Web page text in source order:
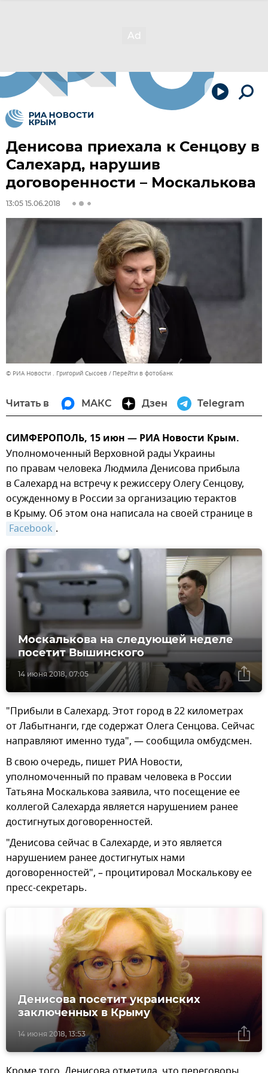
Денисова приехала к Сенцову в
Салехард, нарушив
договоренности – Москалькова
13:05 15.06.2018
© РИА Новости . Григорий Сысоев Перейти в фотобанк
Читать в МАКС Дзен Telegram
СИМФЕРОПОЛЬ, 15 июн — РИА Новости Крым.
Уполномоченный Верховной рады Украины
по правам человека Людмила Денисова прибыла
в Салехард на встречу к режиссеру Олегу Сенцову,
осужденному в России за организацию терактов
в Крыму. Об этом она написала на своей странице в
Facebook .
14 июня 2018, 07:05
Москалькова на следующей неделе
посетит Вышинского
"Прибыли в Салехард. Этот город в 22 километрах
от Лабытнанги, где содержат Олега Сенцова. Сейчас
направляют именно туда", — сообщила омбудсмен.
В свою очередь, пишет РИА Новости,
уполномоченный по правам человека в России
Татьяна Москалькова заявила, что посещение ее
коллегой Салехарда является нарушением ранее
достигнутых договоренностей.
"Денисова сейчас в Салехарде, и это является
нарушением ранее достигнутых нами
договоренностей", – процитировал Москалькову ее
пресс-секретарь.
14 июня 2018, 13:53
Денисова посетит украинских
заключенных в Крыму